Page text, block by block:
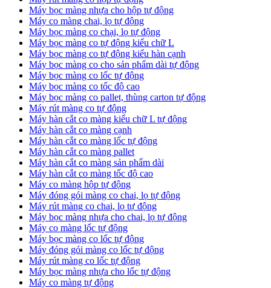
Máy bọc màng nhựa cho hộp tự động
Máy co màng chai, lọ tự động
Máy bọc màng co chại, lọ tự động
Máy bọc màng co tự động kiểu chữ L
Máy bọc màng co tự động kiểu hàn cạnh
Máy bọc màng co cho sản phẩm dài tự động
Máy bọc màng co lốc tự động
​Máy bọc màng co tốc độ cao
Máy bọc màng co pallet, thùng carton tự động
​Máy rút màng co tự động
​Máy hàn cắt co màng kiểu chữ L tự động
​Máy hàn cắt co màng cạnh
​Máy hàn cắt co màng lốc tự động
​Máy hàn cắt co màng pallet
​Máy hàn cắt co màng sản phẩm dài
​Máy hàn cắt co màng tốc độ cao
Máy co màng hộp tự động
Máy đóng gói màng co chai, lọ tự động
Máy rút màng co chai, lọ tự động
Máy bọc màng nhựa cho chai, lọ tự động
Máy co màng lốc tự động
Máy bọc màng co lốc tự động
Máy đóng gói màng co lốc tự động
Máy rút màng co lốc tự động
Máy bọc màng nhựa cho lốc tự động
Máy co màng tự động